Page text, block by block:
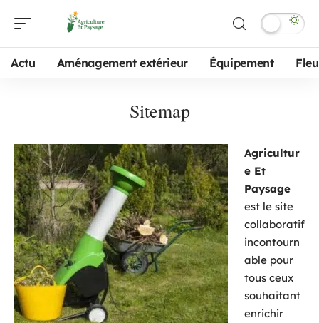
Actu Aménagement extérieur Équipement
Sitemap
Agricultur
e Et
Paysage
est le site
collaboratif
incontourn
able pour
tous ceux
souhaitant
enrichir